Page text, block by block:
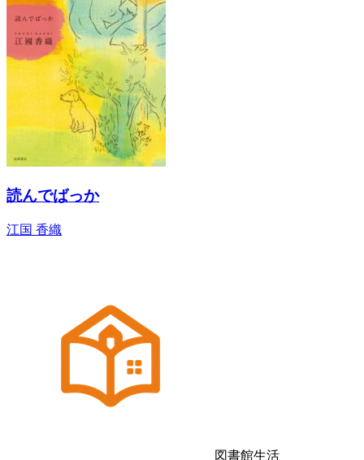
読んでばっか
江国 香織
図書館生活